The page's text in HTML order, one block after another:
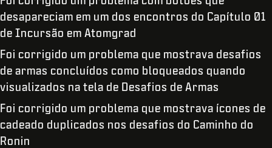
desapareciam em um dos encontros do Capítulo 01
de Incursão em Atomgrad
Foi corrigido um problema que mostrava desafios
de armas concluídos como bloqueados quando
visualizados na tela de Desafios de Armas
Foi corrigido um problema que mostrava ícones de
cadeado duplicados nos desafios do Caminho do
Ronin